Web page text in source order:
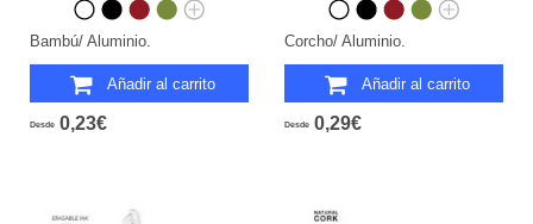
Bambú/ Aluminio.
Añadir al carrito
Desde 0,23€
Corcho/ Aluminio.
Añadir al carrito
Desde 0,29€